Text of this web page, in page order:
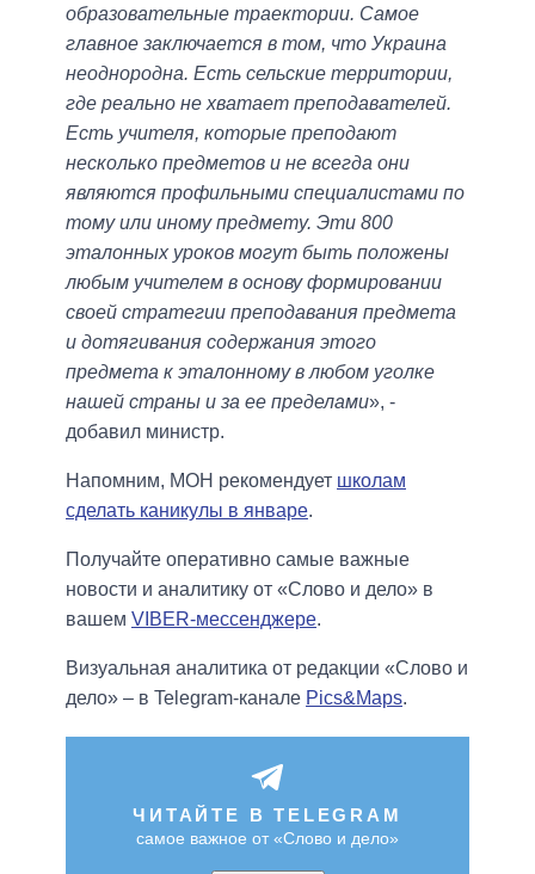
образовательные траектории. Самое
главное заключается в том, что Украина
неоднородна. Есть сельские территории,
где реально не хватает преподавателей.
Есть учителя, которые преподают
несколько предметов и не всегда они
являются профильными специалистами по
тому или иному предмету. Эти 800
эталонных уроков могут быть положены
любым учителем в основу формировании
своей стратегии преподавания предмета
и дотягивания содержания этого
предмета к эталонному в любом уголке
нашей страны и за ее пределами», -
добавил министр.
Напомним, МОН рекомендует школам
сделать каникулы в январе.
Получайте оперативно самые важные
новости и аналитику от «Слово и дело» в
вашем VIBER-мессенджере.
Визуальная аналитика от редакции «Слово и
дело» – в Telegram-канале Pics&Maps.
ЧИТАЙТЕ В TELEGRAM
самое важное от «Слово и дело»